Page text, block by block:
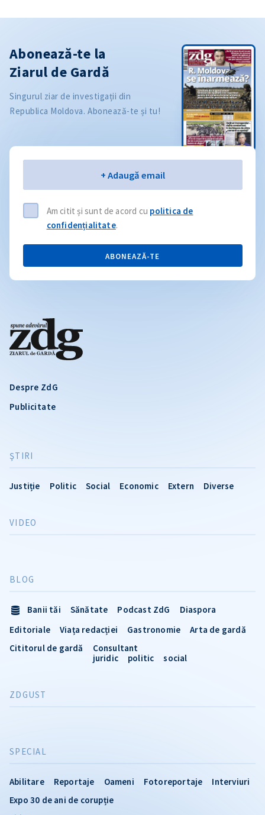
Despre ZdG
Publicitate
ŞTIRI
Justiție Politic Social Economic Extern Diverse
VIDEO
SPECIAL
Abilitare Reportaje Oameni Fotoreportaje
Interviuri
Expo 30 de ani de corupție
BLOG
Banii tăi Sănătate Podcast ZdG
Diaspora
Editoriale
Viața redacției Gastronomie
Arta de gardă
Cititorul de gardă
Consultant
juridic
politic social
ZDGUST
Abonează-te la
Ziarul de Gardă
Singurul ziar de investigații din
Republica Moldova. Abonează-te și tu!
+ Adaugă email
Am citit și sunt de acord cu politica de
confidențialitate.
ABONEAZĂ-TE